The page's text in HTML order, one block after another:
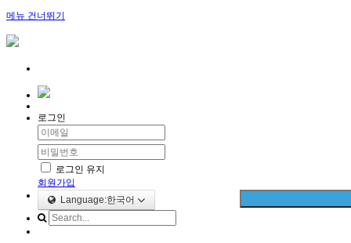
메뉴 건너뛰기
로그인
로그인 유지
회원가입
Language:한국어